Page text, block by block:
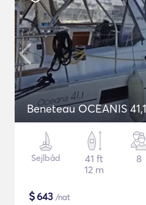
Beneteau OCEANIS 41,1
Sejlbåd
41 ft
12 m
8
$643 /nat